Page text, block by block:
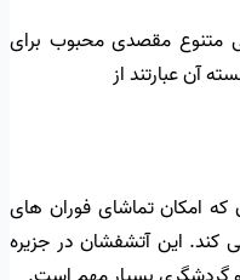
متنوع مقصدی محبوب برای
آن عبارتند از
امکان تماشای فوران های
کند. این آتشفشان در جزیره